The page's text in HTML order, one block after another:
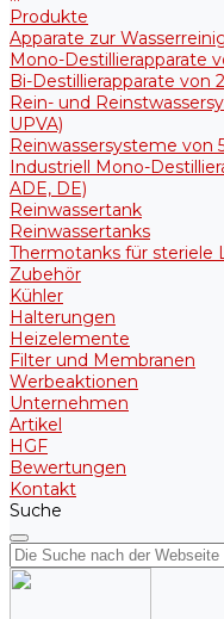
Produkte
Apparate zur
Mono-Destillierapparate
Bi-Destillierapparate von
Rein- und
UPVA)
Reinwassersysteme von
Industriell Mono-
ADE, DE)
Reinwassertank
Reinwassertanks
Thermotanks für steriele
Zubehör
Kühler
Halterungen
Heizelemente
Filter und Membranen
Werbeaktionen
Unternehmen
Artikel
HGF
Bewertungen
Kontakt
Suche